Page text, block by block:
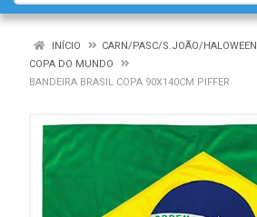
INÍCIO
CARN/PASC/S.JOÃO/HALOWEEN
COPA DO MUNDO
BANDEIRA BRASIL COPA 90X140CM PIFFER